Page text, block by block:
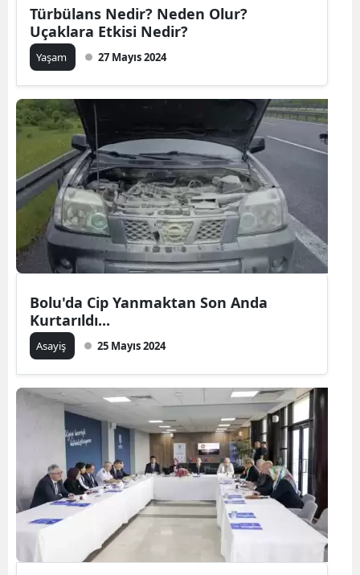
Türbülans Nedir? Neden Olur?
Uçaklara Etkisi Nedir?
Yaşam 27 Mayıs 2024
Bolu'da Cip Yanmaktan Son Anda
Kurtarıldı...
Asayiş 25 Mayıs 2024